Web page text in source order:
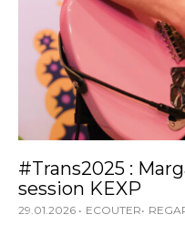
#Trans2025 :
session KEXP
29.01.2026 ECOUTER